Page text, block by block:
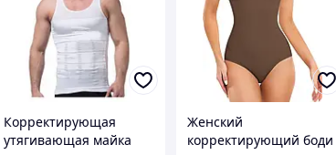
Корректирующая
утягивающая майка
Женский
корректирующий боди